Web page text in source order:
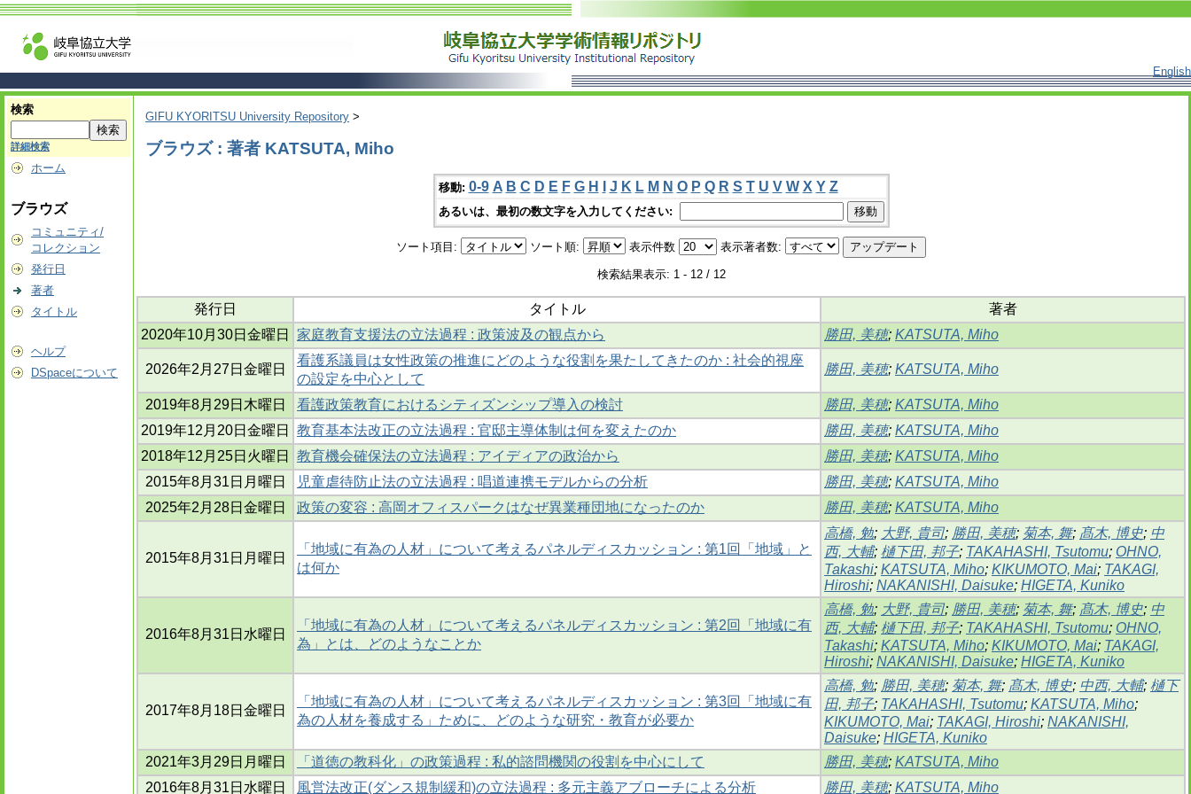
English
検索
詳細検索
ホーム
ブラウズ
コミュニティ/
コレクション
発行日
著者
タイトル
ヘルプ
DSpaceについて
GIFU KYORITSU University Repository >
ブラウズ : 著者 KATSUTA, Miho
移動: 0-9 A B C D E F G H J K L M N O P Q R S T U V W X Y Z
あるいは、最初の数文字を入力してください:
ソート項目: ソート順: 表示件数 表示著者数:
検索結果表示: 1 - 12 / 12
発行日 タイトル
著者
2020年10月30日金曜日
家庭教育支援法の立法過程 : 政策波及の観点から 勝田, 美穂; KATSUTA, Miho
2026年2月27日金曜日
看護系議員は女性政策の推進にどのような役割を果たしてきたのか : 社会的視座
の設定を中心として
勝田, 美穂; KATSUTA, Miho
2019年8月29日木曜日 看護政策教育におけるシティズンシップ導入の検討 勝田, 美穂; KATSUTA, Miho
2019年12月20日金曜日
教育基本法改正の立法過程 : 官邸主導体制は何を変えたのか 勝田, 美穂; KATSUTA, Miho
2018年12月25日火曜日
教育機会確保法の立法過程 : アイディアの政治から 勝田, 美穂; KATSUTA, Miho
2015年8月31日月曜日
児童虐待防止法の立法過程 : 唱道連携モデルからの分析 勝田, 美穂; KATSUTA, Miho
2025年2月28日金曜日
政策の変容 : 高岡オフィスパークはなぜ異業種団地になったのか 勝田, 美穂; KATSUTA, Miho
2015年8月31日月曜日
「地域に有為の人材」について考えるパネルディスカッション : 第1回「地域」と
は何か
高橋, 勉; 大野, 貴司; 勝田, 美穂; 菊本, 舞; 髙木, 博史; 中
西, 大輔; 樋下田, 邦子; TAKAHASHI, Tsutomu; OHNO,
Takashi; KATSUTA, Miho; KIKUMOTO, Mai; TAKAGI,
Hiroshi; NAKANISHI, Daisuke; HIGETA, Kuniko
2016年8月31日水曜日
「地域に有為の人材」について考えるパネルディスカッション : 第2回「地域に有
為」とは、どのようなことか
高橋, 勉; 大野, 貴司; 勝田, 美穂; 菊本, 舞; 髙木, 博史; 中
西, 大輔; 樋下田, 邦子; TAKAHASHI, Tsutomu; OHNO,
Takashi; KATSUTA, Miho; KIKUMOTO, Mai; TAKAGI,
Hiroshi; NAKANISHI, Daisuke; HIGETA, Kuniko
2017年8月18日金曜日
「地域に有為の人材」について考えるパネルディスカッション : 第3回「地域に有
為の人材を養成する」ために、どのような研究・教育が必要か
高橋, 勉; 勝田, 美穂; 菊本, 舞; 髙木, 博史; 中西, 大輔; 樋下
田, 邦子; TAKAHASHI, Tsutomu; KATSUTA, Miho;
KIKUMOTO, Mai; TAKAGI, Hiroshi; NAKANISHI,
Daisuke; HIGETA, Kuniko
2021年3月29日月曜日
「道徳の教科化」の政策過程 : 私的諮問機関の役割を中心にして 勝田, 美穂; KATSUTA, Miho
2016年8月31日水曜日
風営法改正(ダンス規制緩和)の立法過程 : 多元主義アブローチによる分析 勝田, 美穂; KATSUTA, Miho